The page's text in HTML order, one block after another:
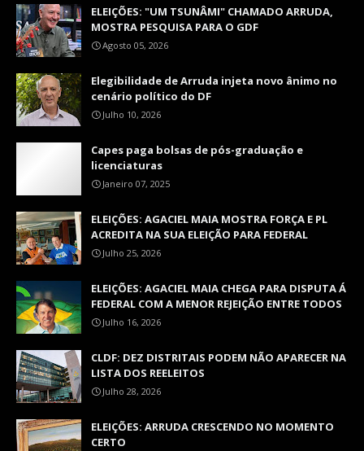
ELEIÇÕES: "UM TSUNÂMI" CHAMADO ARRUDA,
MOSTRA PESQUISA PARA O GDF
Agosto 05, 2026
Elegibilidade de Arruda injeta novo ânimo no
cenário político do DF
Julho 10, 2026
Capes paga bolsas de pós-graduação e
licenciaturas
Janeiro 07, 2025
ELEIÇÕES: AGACIEL MAIA MOSTRA FORÇA E PL
ACREDITA NA SUA ELEIÇÃO PARA FEDERAL
Julho 25, 2026
ELEIÇÕES: AGACIEL MAIA CHEGA PARA DISPUTA Á
FEDERAL COM A MENOR REJEIÇÃO ENTRE TODOS
Julho 16, 2026
CLDF: DEZ DISTRITAIS PODEM NÃO APARECER NA
LISTA DOS REELEITOS
Julho 28, 2026
ELEIÇÕES: ARRUDA CRESCENDO NO MOMENTO
CERTO